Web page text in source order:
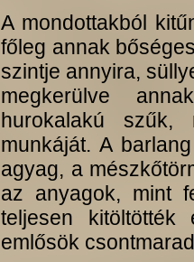
A mondottakból
főleg annak
szintje annyira,
megkerülve
hurokalakú szűk,
munkáját. A
agyag, a
az anyagok, mint
teljesen
emlősök